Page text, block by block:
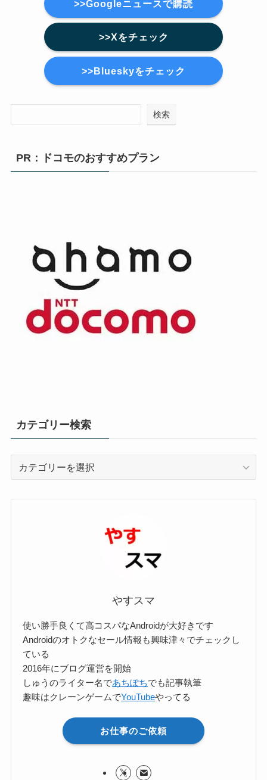
>>Googleニュースで購読
>>Xをチェック
>>Blueskyをチェック
検索
PR：ドコモのおすすめプラン
カテゴリー検索
やすスマ
使い勝手良くて高コスパなAndroidが大好きです
Androidのオトクなセール情報も興味津々でチェックし
ている
2016年にブログ運営を開始
しゅうのライター名であちぽちでも記事執筆
趣味はクレーンゲームでYouTubeやってる
お仕事のご依頼